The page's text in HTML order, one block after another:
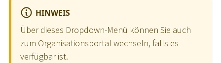
HINWEIS
Über dieses Dropdown-Menü können Sie auch
zum Organisationsportal wechseln, falls es
verfügbar ist.